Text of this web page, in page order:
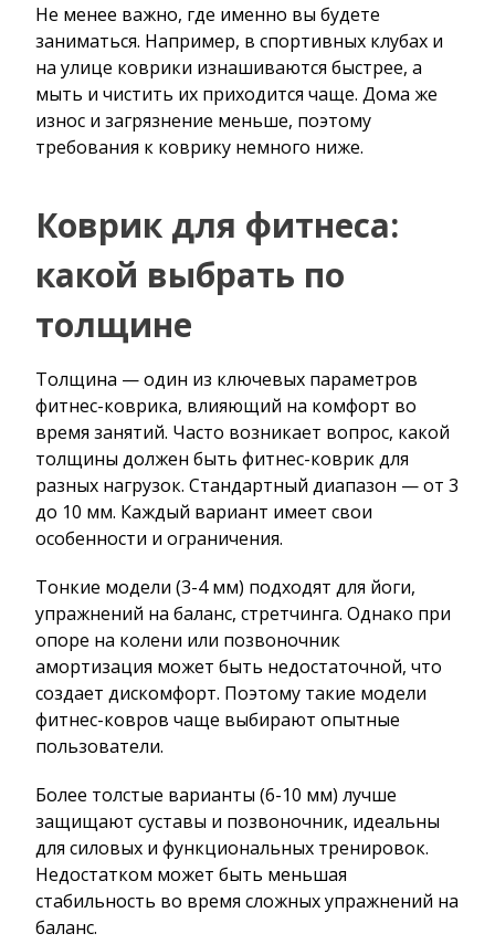
Не менее важно, где именно вы будете
заниматься. Например, в спортивных клубах и
на улице коврики изнашиваются быстрее, а
мыть и чистить их приходится чаще. Дома же
износ и загрязнение меньше, поэтому
требования к коврику немного ниже.
Коврик для фитнеса:
какой выбрать по
толщине
Толщина — один из ключевых параметров
фитнес-коврика, влияющий на комфорт во
время занятий. Часто возникает вопрос, какой
толщины должен быть фитнес-коврик для
разных нагрузок. Стандартный диапазон — от 3
до 10 мм. Каждый вариант имеет свои
особенности и ограничения.
Тонкие модели (3-4 мм) подходят для йоги,
упражнений на баланс, стретчинга. Однако при
опоре на колени или позвоночник
амортизация может быть недостаточной, что
создает дискомфорт. Поэтому такие модели
фитнес-ковров чаще выбирают опытные
пользователи.
Более толстые варианты (6-10 мм) лучше
защищают суставы и позвоночник, идеальны
для силовых и функциональных тренировок.
Недостатком может быть меньшая
стабильность во время сложных упражнений на
баланс.